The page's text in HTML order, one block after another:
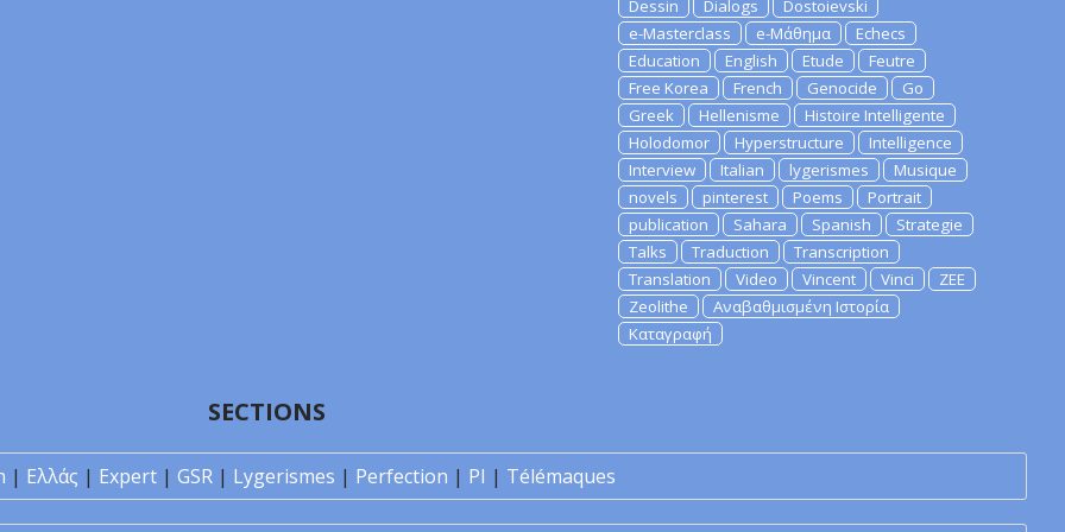
Dessin
Dialogs
Dostoievski
e-Masterclass
e-Μάθημα
Echecs
Education
English Etude
Feutre
Free Korea
French Genocide
Go
Greek
Hellenisme
Histoire Intelligente
Holodomor
Hyperstructure
Intelligence
Interview
Italian lygerismes
Musique
novels
pinterest Poems
Portrait
publication
Sahara Spanish
Strategie
Talks
Traduction
Transcription
Translation
Video Vincent Vinci
ZEE
Zeolithe
Αναβαθμισμένη Ιστορία
Καταγραφή
SECTIONS
| Ελλάς | Expert | GSR | Lygerismes | Perfection | PI | Télémaques